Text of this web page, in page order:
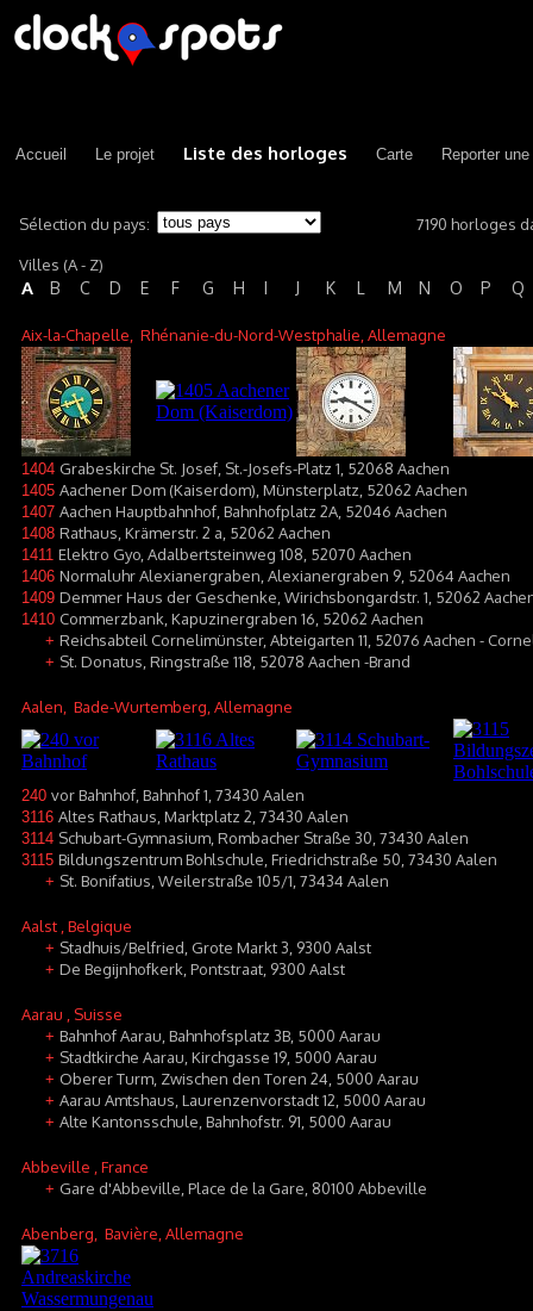
Accueil Le projet Liste des horloges Carte Reporter
Sélection du pays: 7190 horloges
Villes (A - Z)
A B C D E F G H I J K L M N O P Q
Aix-la-Chapelle , Rhénanie-du-Nord-Westphalie, Allemagne
1404 Grabeskirche St. Josef, St.-Josefs-Platz 1, 52068 Aachen
1405 Aachener Dom (Kaiserdom), Münsterplatz, 52062 Aachen
1407 Aachen Hauptbahnhof, Bahnhofplatz 2A, 52046 Aachen
1408 Rathaus, Krämerstr. 2 a, 52062 Aachen
1411 Elektro Gyo, Adalbertsteinweg 108, 52070 Aachen
1406 Normaluhr Alexianergraben, Alexianergraben 9, 52064 Aachen
1409 Demmer Haus der Geschenke, Wirichsbongardstr. 1, 52062
1410 Commerzbank, Kapuzinergraben 16, 52062 Aachen
+ Reichsabteil Cornelimünster, Abteigarten 11, 52076 Aachen -
+ St. Donatus, Ringstraße 118, 52078 Aachen -Brand
Aalen , Bade-Wurtemberg, Allemagne
240 vor Bahnhof, Bahnhof 1, 73430 Aalen
3116 Altes Rathaus, Marktplatz 2, 73430 Aalen
3114 Schubart-Gymnasium, Rombacher Straße 30, 73430 Aalen
3115 Bildungszentrum Bohlschule, Friedrichstraße 50, 73430 Aalen
+ St. Bonifatius, Weilerstraße 105/1, 73434 Aalen
Aalst , Belgique
+ Stadhuis/Belfried, Grote Markt 3, 9300 Aalst
+ De Begijnhofkerk, Pontstraat, 9300 Aalst
Aarau , Suisse
+ Bahnhof Aarau, Bahnhofsplatz 3B, 5000 Aarau
+ Stadtkirche Aarau, Kirchgasse 19, 5000 Aarau
+ Oberer Turm, Zwischen den Toren 24, 5000 Aarau
+ Aarau Amtshaus, Laurenzenvorstadt 12, 5000 Aarau
+ Alte Kantonsschule, Bahnhofstr. 91, 5000 Aarau
Abbeville , France
+ Gare d'Abbeville, Place de la Gare, 80100 Abbeville
Abenberg , Bavière, Allemagne